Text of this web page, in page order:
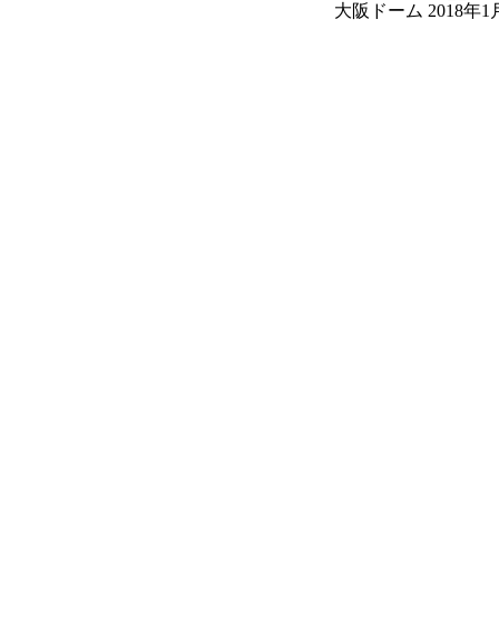
大阪ドーム 2018年1